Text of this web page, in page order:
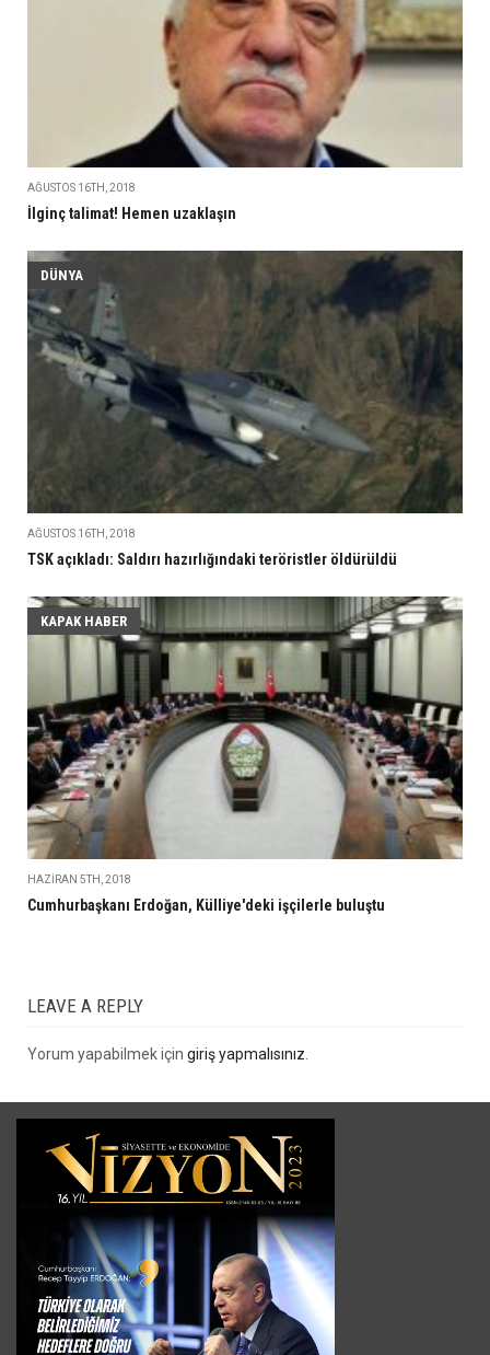
AĞUSTOS 16TH, 2018
İlginç talimat! Hemen uzaklaşın
DÜNYA
AĞUSTOS 16TH, 2018
TSK açıkladı: Saldırı hazırlığındaki teröristler öldürüldü
KAPAK HABER
HAZIRAN 5TH, 2018
Cumhurbaşkanı Erdoğan, Külliye'deki işçilerle buluştu
LEAVE A REPLY
Yorum yapabilmek için giriş yapmalısınız.